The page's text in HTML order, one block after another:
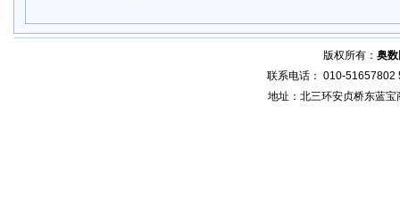
版权所有： 奥数
联系电话： 010-
地址：北三环安贞桥东蓝